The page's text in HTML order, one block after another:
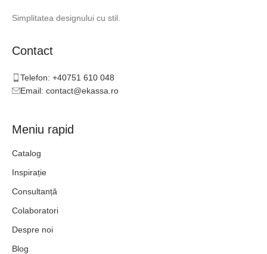
Simplitatea designului cu stil.
Contact
Telefon: +40751 610 048
Email: contact@ekassa.ro
Meniu rapid
Catalog
Inspirație
Consultanță
Colaboratori
Despre noi
Blog